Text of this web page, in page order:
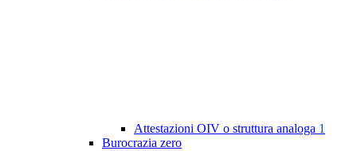
Attestazioni OIV o struttura analoga 1
Burocrazia zero